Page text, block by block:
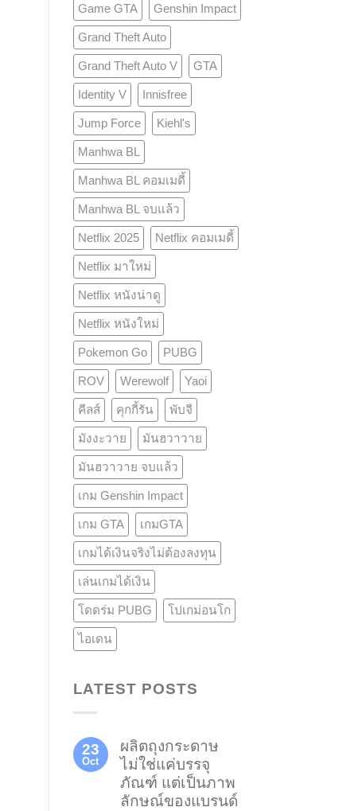
Game GTA Genshin Impact
Grand Theft Auto
Grand Theft Auto V GTA
Identity V Innisfree
Jump Force Kiehl's
Manhwa BL
Manhwa BL คอมเมดี้
Manhwa BL จบแล้ว
Netflix 2025 Netflix คอมเมดี้
Netflix มาใหม่
Netflix หนังน่าดู
Netflix หนังใหม่
Pokemon Go PUBG
ROV Werewolf Yaoi
คีลส์ คุกกี้รัน พับจี
มังงะวาย มันฮวาวาย
มันฮวาวาย จบแล้ว
เกม Genshin Impact
เกม GTA เกมGTA
เกมได้เงินจริงไม่ต้องลงทุน
เล่นเกมได้เงิน
โดดร่ม PUBG โปเกม่อนโก
ไอเดน
LATEST POSTS
23
Oct
ผลิตถุงกระดาษ
ไม่ใช่แค่บรรจุ
ภัณฑ์ แต่เป็นภาพ
ลักษณ์ของแบรนด์